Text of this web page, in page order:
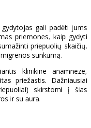
gali padėti jums
priemones, kaip gydyti
priepuolių skaičių.
sunkumą.
klinikine anamneze,
priežastis. Dažniausiai
skirstomi į šias
ir su aura.